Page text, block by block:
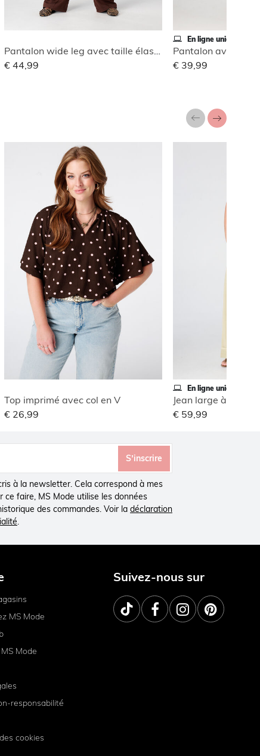
Pantalon wide leg avec taille élastique
€ 44,99
En ligne uniquement
Pantalon avec
€ 39,99
Top imprimé avec col en V
€ 26,99
En ligne uniquement
Jean large à revers
€ 59,99
S’inscrire
à la newsletter. Cela correspond à mes
ce faire, MS Mode utilise les données
des commandes. Voir la déclaration
.
MS Mode
Mode
responsabilité
cookies
Suivez-nous sur